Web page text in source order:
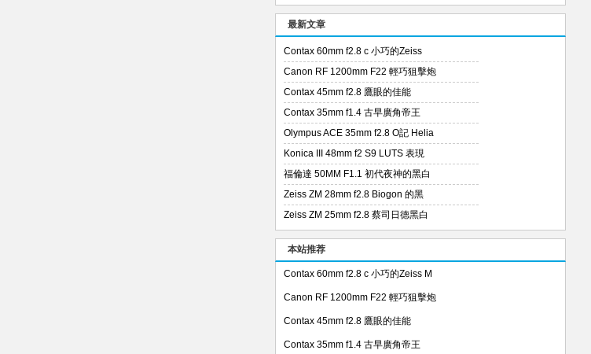
最新文章
Contax 60mm f2.8 c 小巧的Zeiss
Canon RF 1200mm F22 輕巧狙擊炮
Contax 45mm f2.8 鷹眼的佳能
Contax 35mm f1.4 古早廣角帝王
Olympus ACE 35mm f2.8 O記 Helia
Konica III 48mm f2 S9 LUTS 表現
福倫達 50MM F1.1 初代夜神的黑白
Zeiss ZM 28mm f2.8 Biogon 的黑
Zeiss ZM 25mm f2.8 蔡司日德黑白
本站推荐
Contax 60mm f2.8 c 小巧的Zeiss M
Canon RF 1200mm F22 輕巧狙擊炮
Contax 45mm f2.8 鷹眼的佳能
Contax 35mm f1.4 古早廣角帝王